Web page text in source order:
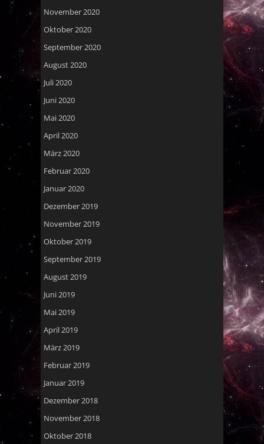
November 2020
Oktober 2020
September 2020
August 2020
Juli 2020
Juni 2020
Mai 2020
April 2020
März 2020
Februar 2020
Januar 2020
Dezember 2019
November 2019
Oktober 2019
September 2019
August 2019
Juni 2019
Mai 2019
April 2019
März 2019
Februar 2019
Januar 2019
Dezember 2018
November 2018
Oktober 2018